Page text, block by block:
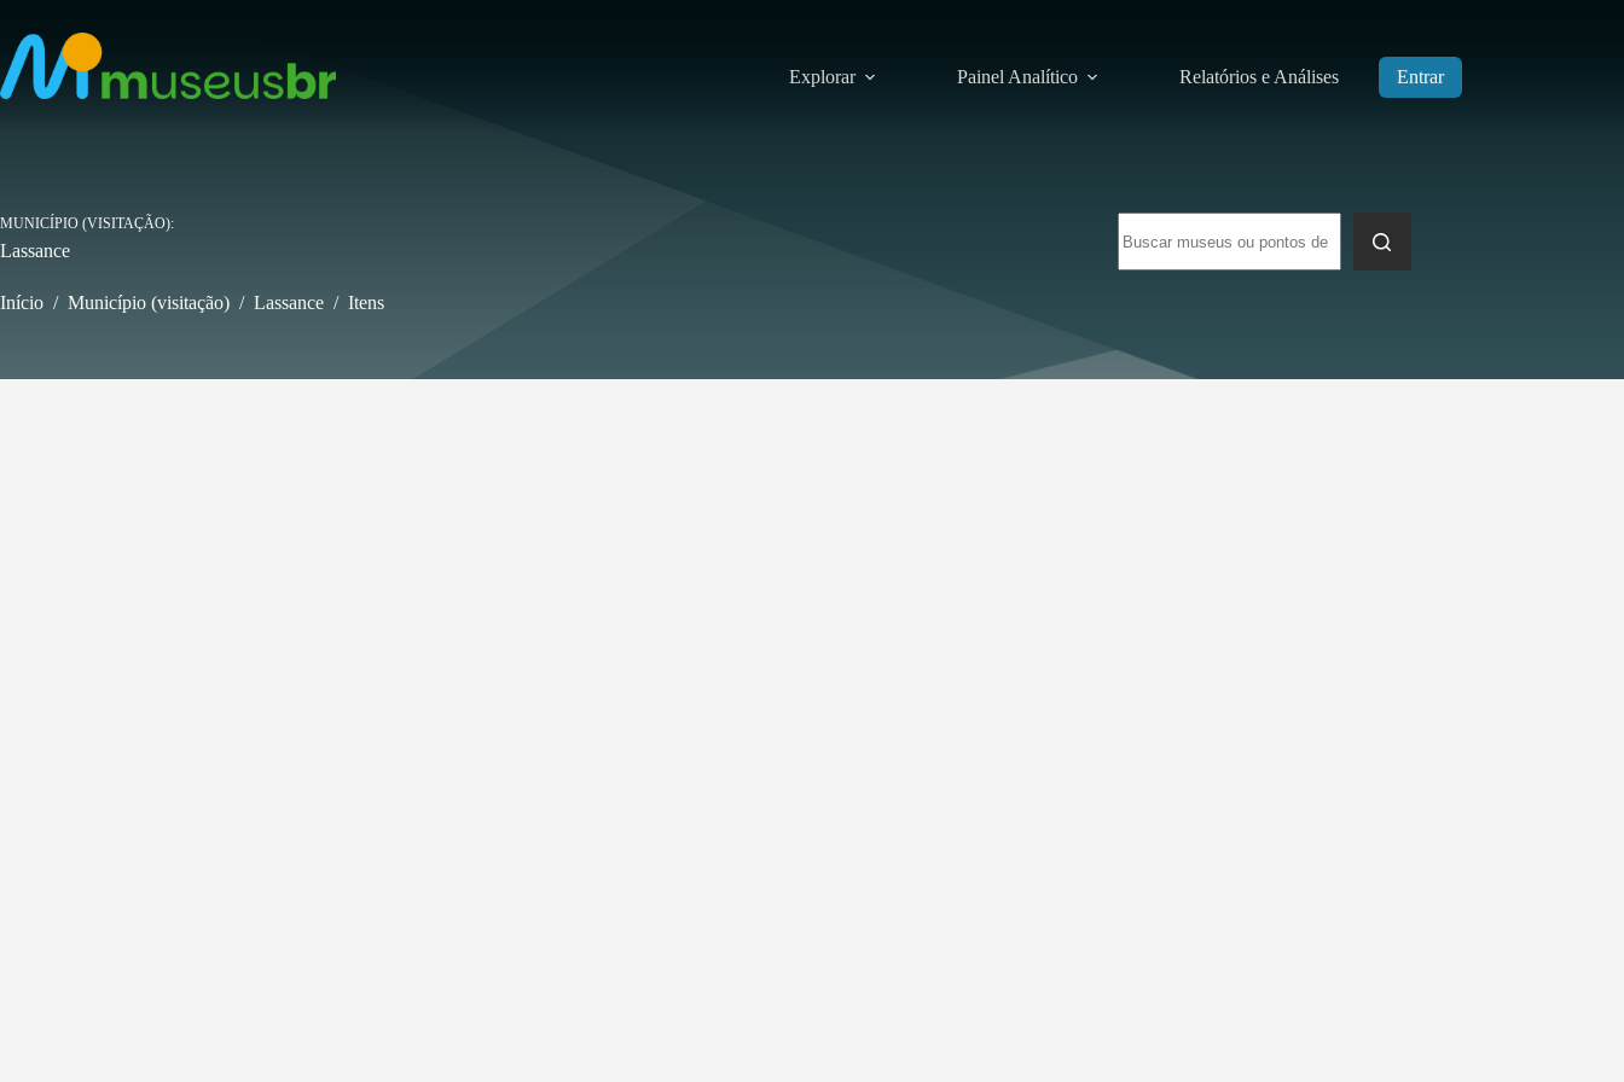
para
conteúdo
Explorar Painel Analítico Relatórios e Análises Entrar
resultados
MUNICÍPIO (VISITAÇÃO)
Lassance
Início / Município (visitação) / Lassance / Itens